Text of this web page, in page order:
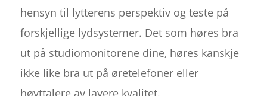
hensyn til lytterens perspektiv og teste på
forskjellige lydsystemer. Det som høres bra
ut på studiomonitorene dine, høres kanskje
ikke like bra ut på øretelefoner eller
høyttalere av lavere kvalitet.